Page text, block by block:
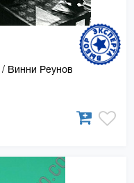
/ Винни Реунов